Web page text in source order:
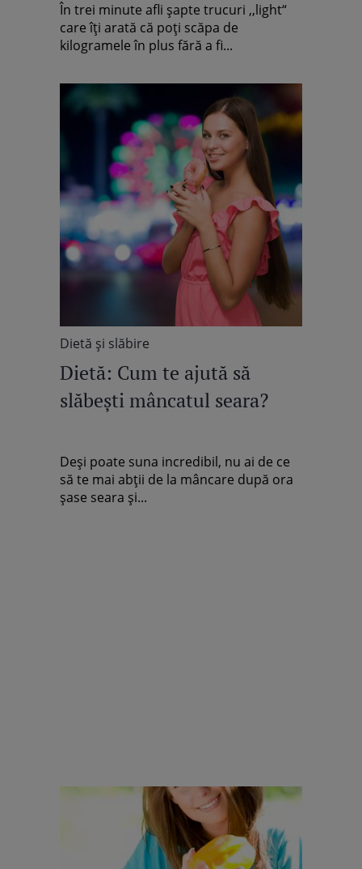
În trei minute afli şapte trucuri ,,light“
care îţi arată că poţi scăpa de
kilogramele în plus fără a fi...
Dietă şi slăbire
Dietă: Cum te ajută să
slăbeşti mâncatul seara?
Deşi poate suna incredibil, nu ai de ce
să te mai abţii de la mâncare după ora
şase seara şi...